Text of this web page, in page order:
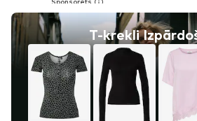
T-krekli